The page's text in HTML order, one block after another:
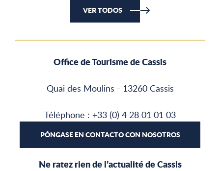
VER TODOS
Office de Tourisme de Cassis
Quai des Moulins - 13260 Cassis
Téléphone : +33 (0) 4 28 01 01 03
PÓNGASE EN CONTACTO CON NOSOTROS
Ne ratez rien de l’actualité de Cassis